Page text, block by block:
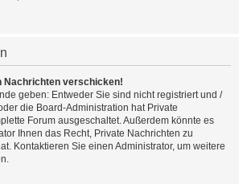
Nachrichten verschicken!
geben: Entweder Sie sind nicht registriert und /
die Board-Administration hat Private
Forum ausgeschaltet. Außerdem könnte es
Ihnen das Recht, Private Nachrichten zu
Kontaktieren Sie einen Administrator, um weitere